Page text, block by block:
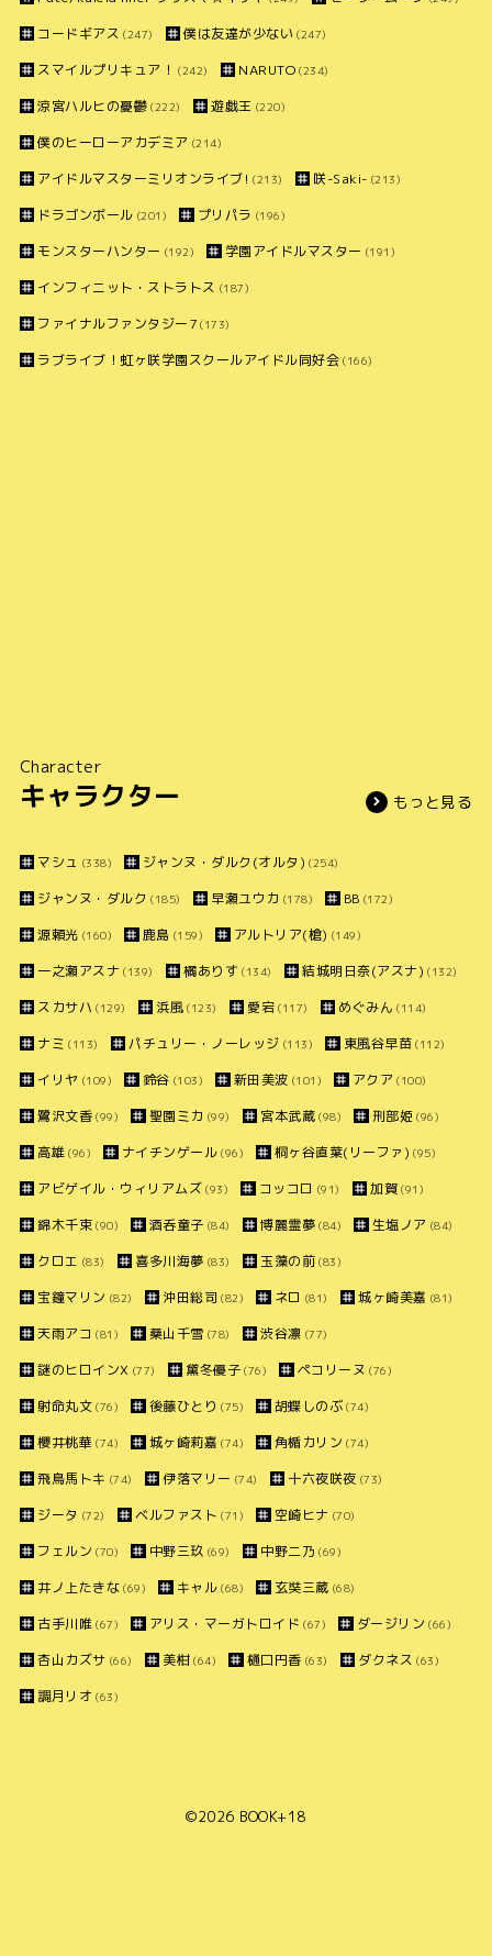
コードギアス (247) 僕は友達が少ない (247)
スマイルプリキュア！ (242) NARUTO (234)
涼宮ハルヒの憂鬱 (222) 遊戯王 (220)
僕のヒーローアカデミア (214)
アイドルマスターミリオンライブ! (213) 咲-Saki- (213)
ドラゴンボール (201) プリパラ (196)
モンスターハンター (192) 学園アイドルマスター (191)
インフィニット・ストラトス (187)
ファイナルファンタジー7 (173)
ラブライブ！虹ヶ咲学園スクールアイドル同好会 (166)
Character
キャラクター もっと見る
マシュ (338) ジャンヌ・ダルク(オルタ) (254)
ジャンヌ・ダルク (185) 早瀬ユウカ (178) BB (172)
源頼光 (160) 鹿島 (159) アルトリア(槍) (149)
一之瀬アスナ (139) 橘ありす (134) 結城明日奈(アスナ) (132)
スカサハ (129) 浜風 (123) 愛宕 (117) めぐみん (114)
ナミ (113) パチュリー・ノーレッジ (113) 東風谷早苗 (112)
イリヤ (109) 鈴谷 (103) 新田美波 (101) アクア (100)
鷺沢文香 (99) 聖園ミカ (99) 宮本武蔵 (98) 刑部姫 (96)
高雄 (96) ナイチンゲール (96) 桐ヶ谷直葉(リーファ) (95)
アビゲイル・ウィリアムズ (93) コッコロ (91) 加賀 (91)
錦木千束 (90) 酒呑童子 (84) 博麗霊夢 (84) 生塩ノア (84)
クロエ (83) 喜多川海夢 (83) 玉藻の前 (83)
宝鐘マリン (82) 沖田総司 (82) ネロ (81) 城ヶ崎美嘉 (81)
天雨アコ (81) 桑山千雪 (78) 渋谷凛 (77)
謎のヒロインX (77) 黛冬優子 (76) ペコリーヌ (76)
射命丸文 (76) 後藤ひとり (75) 胡蝶しのぶ(74)
櫻井桃華 (74) 城ヶ崎莉嘉 (74) 角楯カリン (74)
飛鳥馬トキ (74) 伊落マリー (74) 十六夜咲夜 (73)
ジータ (72) ベルファスト (71) 空崎ヒナ (70)
フェルン (70) 中野三玖 (69) 中野二乃 (69)
井ノ上たきな (69) キャル (68) 玄奘三蔵 (68)
古手川唯 (67) アリス・マーガトロイド (67) ダージリン (66)
杏山カズサ (66) 美柑 (64) 樋口円香 (63) ダクネス (63)
調月リオ (63)
©2026 BOOK+18